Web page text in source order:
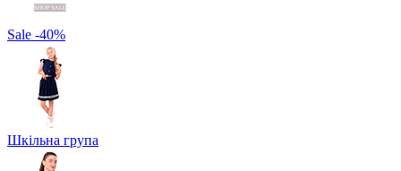
Sale -40%
Шкільна група